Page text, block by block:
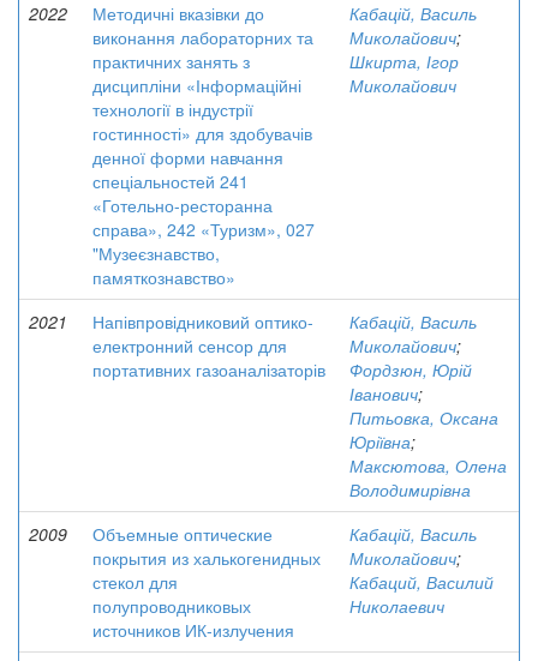
2022
Методичні вказівки до
виконання лабораторних та
практичних занять з
дисципліни «Інформаційні
технології в індустрії
гостинності» для здобувачів
денної форми навчання
спеціальностей 241
«Готельно-ресторанна
справа», 242 «Туризм», 027
"Музеєзнавство,
памяткознавство»
Кабацій, Василь
Миколайович;
Шкирта, Ігор
Миколайович
2021
Напівпровідниковий оптико-
електронний сенсор для
портативних газоаналізаторів
Кабацій, Василь
Миколайович;
Фордзюн, Юрій
Іванович;
Питьовка, Оксана
Юріївна;
Максютова, Олена
Володимирівна
2009
Объемные оптические
покрытия из халькогенидных
стекол для
полупроводниковых
источников ИК-излучения
Кабацій, Василь
Миколайович;
Кабаций, Василий
Николаевич